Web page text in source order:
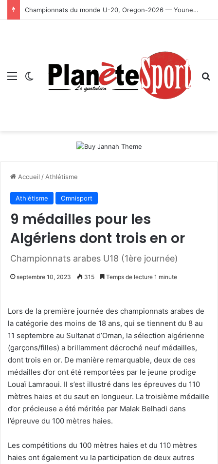
Championnats du monde U-20, Oregon-2026 — Younes Ayachi décroche la médaille d’or
Menu Switch skin
Accueil / Athlétisme
Athlétisme Omnisport
9 médailles pour les
Algériens dont trois en or
Championnats arabes U18 (1ère journée)
septembre 10, 2023 315 Temps de lecture 1 minute
Lors de la première journée des championnats arabes de
la catégorie des moins de 18 ans, qui se tiennent du 8 au
11 septembre au Sultanat d’Oman, la sélection algérienne
(garçons/filles) a brillamment décroché neuf médailles,
dont trois en or. De manière remarquable, deux de ces
médailles d’or ont été remportées par le jeune prodige
Louaï Lamraoui. Il s’est illustré dans les épreuves du 110
mètres haies et du saut en longueur. La troisième médaille
d’or précieuse a été méritée par Malak Belhadi dans
l’épreuve du 100 mètres haies.
Les compétitions du 100 mètres haies et du 110 mètres
haies ont également vu la participation de deux autres